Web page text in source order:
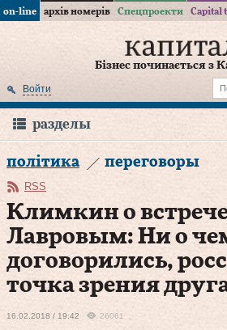
on-line архів номерів Спецпроекти Capital
Бізнес починається з
Войти
разделы
політика переговоры
RSS
Климкин о
Лавровым: Ни о
договорились,
точка зрения
16.02.2018 / 19:42 26061